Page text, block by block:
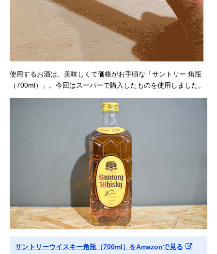
使用するお酒は、美味しくて価格がお手頃な「サントリー 角瓶
（700ml）」。今回はスーパーで購入したものを使用しました。
サントリーウイスキー角瓶（700ml）をAmazonで見る